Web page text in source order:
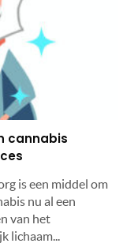
cannabis
is een middel om
nu al een
van het
lichaam...